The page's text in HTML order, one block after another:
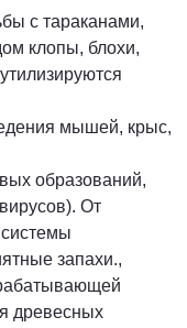
с тараканами,
клопы, блохи,
мышей, крыс,
образований,
От
системы
запахи.,
древесных